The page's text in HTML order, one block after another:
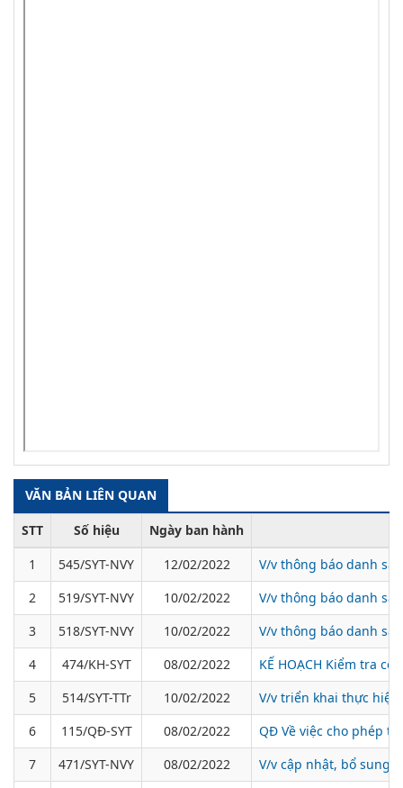
VĂN BẢN LIÊN QUAN
STT Số hiệu
Ngày ban hành
1
545/SYT-NVY 12/02/2022
V/v thông báo danh
2
519/SYT-NVY 10/02/2022
V/v thông báo danh
3
518/SYT-NVY 10/02/2022
V/v thông báo danh
4
474/KH-SYT 08/02/2022
KẾ HOẠCH Kiểm tra
5
514/SYT-TTr 10/02/2022
V/v triển khai thực hiện
6
115/QĐ-SYT 08/02/2022
QĐ Về việc cho phép
7
471/SYT-NVY 08/02/2022 V/v cập nhật, bổ sung